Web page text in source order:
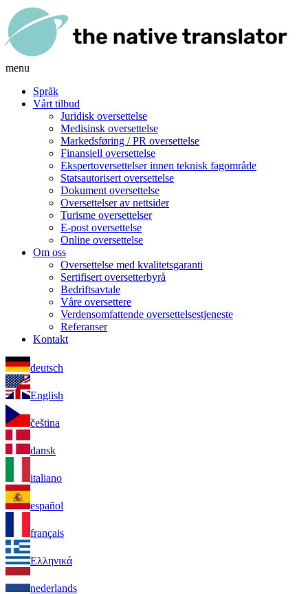
menu
Språk
Vårt tilbud
Juridisk oversettelse
Medisinsk oversettelse
Markedsføring / PR oversettelse
Finansiell oversettelse
Ekspertoversettelser innen teknisk fagområde
Statsautorisert oversettelse
Dokument oversettelse
Oversettelser av nettsider
Turisme oversettelser
E-post oversettelse
Online oversettelse
Om oss
Oversettelse med kvalitetsgaranti
Sertifisert oversetterbyrå
Bedriftsavtale
Våre oversettere
Verdensomfattende oversettelsestjeneste
Referanser
Kontakt
deutsch
English
čeština
dansk
italiano
español
français
Ελληνικά
nederlands